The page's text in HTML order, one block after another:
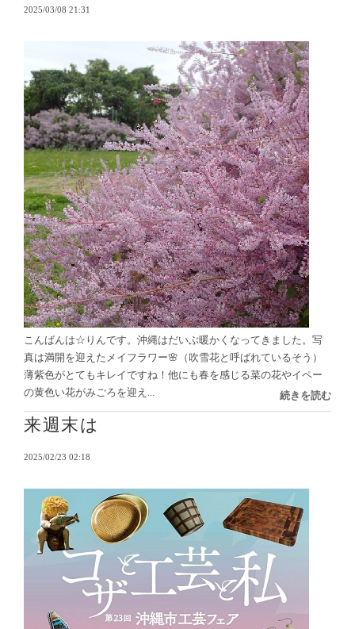
2025/03/08 21:31
こんばんは☆りんです。沖縄はだいぶ暖かくなってきました。写
真は満開を迎えたメイフラワー🌸（吹雪花と呼ばれているそう）
薄紫色がとてもキレイですね！他にも春を感じる菜の花やイペー
の黄色い花がみごろを迎え...
続きを読む
来週末は
2025/02/23 02:18